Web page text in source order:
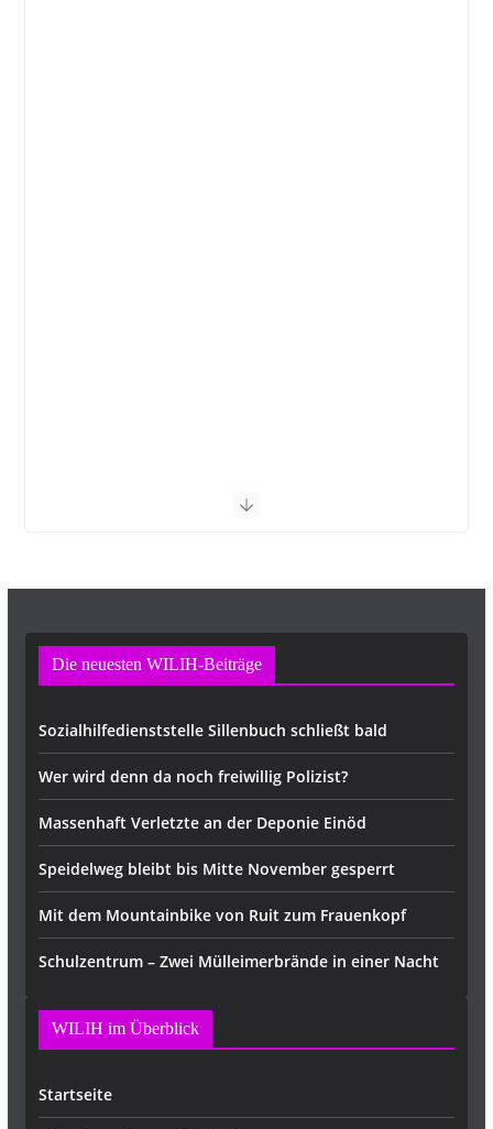
Die neuesten WILIH-Beiträge
Sozialhilfedienststelle Sillenbuch schließt bald
Wer wird denn da noch freiwillig Polizist?
Massenhaft Verletzte an der Deponie Einöd
Speidelweg bleibt bis Mitte November gesperrt
Mit dem Mountainbike von Ruit zum Frauenkopf
Schulzentrum – Zwei Mülleimerbrände in einer Nacht
WILIH im Überblick
Startseite